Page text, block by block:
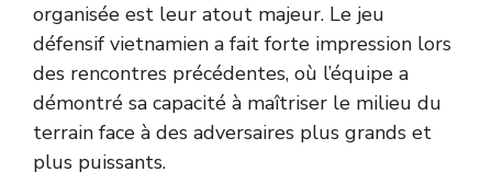
organisée est leur atout majeur. Le jeu
défensif vietnamien a fait forte impression lors
des rencontres précédentes, où l’équipe a
démontré sa capacité à maîtriser le milieu du
terrain face à des adversaires plus grands et
plus puissants.